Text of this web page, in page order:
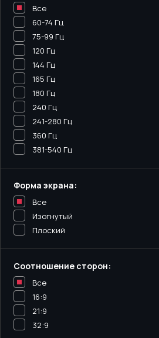
Все
60-74 Гц
75-99 Гц
120 Гц
144 Гц
165 Гц
180 Гц
240 Гц
241-280 Гц
360 Гц
381-540 Гц
Форма экрана:
Все
Изогнутый
Плоский
Соотношение сторон:
Все
16:9
21:9
32:9